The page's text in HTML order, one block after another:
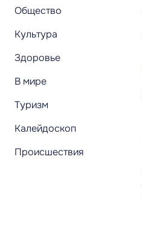
Общество
Культура
Здоровье
В мире
Туризм
Калейдоскоп
Происшествия